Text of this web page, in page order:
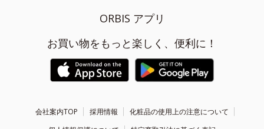
ORBIS アプリ
お買い物をもっと楽しく、便利に！
会社案内TOP 採用情報
化粧品の使用上の注意について